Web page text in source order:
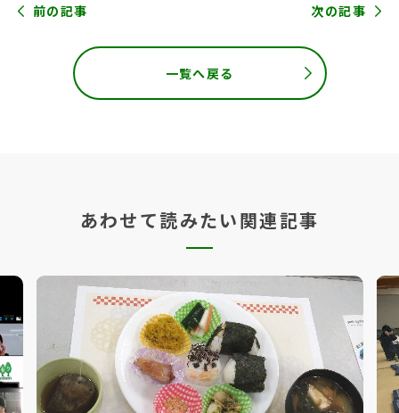
前の記事 次の記事
一覧へ戻る
あわせて読みたい関連記事